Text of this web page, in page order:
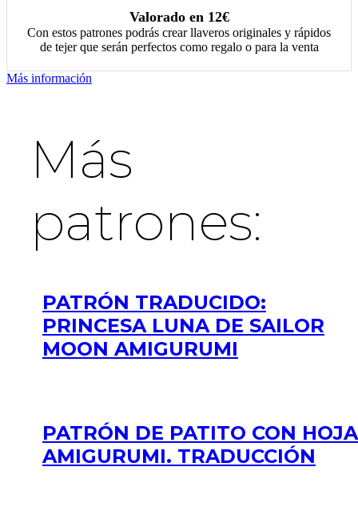
Valorado en 12€
Con estos patrones podrás crear llaveros originales y rápidos
de tejer que serán perfectos como regalo o para la venta
Más información
Más
patrones:
PATRÓN TRADUCIDO:
PRINCESA LUNA DE SAILOR
MOON AMIGURUMI
PATRÓN DE PATITO CON HOJA
AMIGURUMI. TRADUCCIÓN